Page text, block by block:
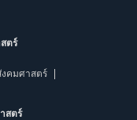
ตร์
งคมศาสตร์
สตร์